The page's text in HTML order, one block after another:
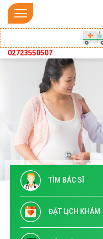
02723550507
TÌM BÁC SĨ
ĐẶT LỊCH KHÁM